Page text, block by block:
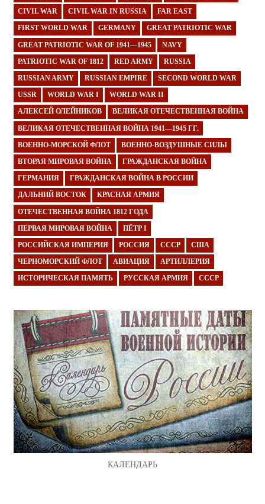
CIVIL WAR CIVIL WAR IN RUSSIA FAR EAST
FIRST WORLD WAR GERMANY GREAT PATRIOTIC WAR
GREAT PATRIOTIC WAR OF 1941—1945 NAVY
PATRIOTIC WAR OF 1812 RED ARMY RUSSIA
RUSSIAN ARMY RUSSIAN EMPIRE SECOND WORLD WAR
USSR WORLD WAR I WORLD WAR II
АЛЕКСЕЙ ОЛЕЙНИКОВ ВЕЛИКАЯ ОТЕЧЕСТВЕННАЯ ВОЙНА
ВЕЛИКАЯ ОТЕЧЕСТВЕННАЯ ВОЙНА 1941—1945 ГГ.
ВОЕННО-МОРСКОЙ ФЛОТ ВОЕННО-ВОЗДУШНЫЕ СИЛЫ
ВТОРАЯ МИРОВАЯ ВОЙНА ГРАЖДАНСКАЯ ВОЙНА
ГЕРМАНИЯ ГРАЖДАНСКАЯ ВОЙНА В РОССИИ
ДАЛЬНИЙ ВОСТОК КРАСНАЯ АРМИЯ
ОТЕЧЕСТВЕННАЯ ВОЙНА 1812 ГОДА
ПЕРВАЯ МИРОВАЯ ВОЙНА ПЁТР I
РОССИЙСКАЯ ИМПЕРИЯ РОССИЯ СССР США
ЧЕРНОМОРСКИЙ ФЛОТ АВИАЦИЯ АРТИЛЛЕРИЯ
ИСТОРИЧЕСКАЯ ПАМЯТЬ РУССКАЯ АРМИЯ СССР
КАЛЕНДАРЬ